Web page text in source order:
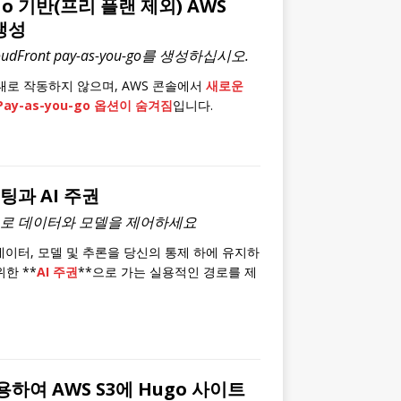
기반(프리 플랜 제외) AWS
pay-as-you-go를 생성하십시오.
로 작동하지 않으며, AWS 콘솔에서 새로운
as-you-go 옵션이 숨겨짐입니다.
과 AI 주권
데이터와 모델을 제어하세요
터, 모델 및 추론을 당신의 통제 하에 유지하
한 **AI 주권**으로 가는 실용적인 경로를 제
하여 AWS S3에 Hugo 사이트